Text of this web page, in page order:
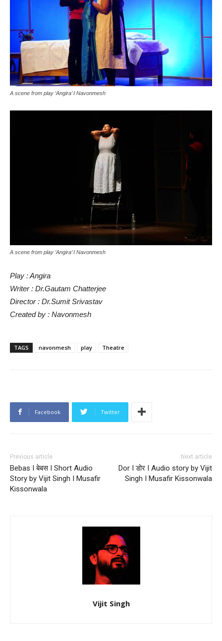
A scene from play ‘Angira’ I Navonmesh
A scene from play ‘Angira’ I Navonmesh
Play : Angira
Writer : Dr.Gautam Chatterjee
Director : Dr.Sumit Srivastav
Created by : Navonmesh
TAGS navonmesh play Theatre
Facebook Twitter
Previous article
Bebas I बेबस I Short Audio
Story by Vijit Singh I Musafir
Kissonwala
Next article
Dor I डोर I Audio story by Vijit
Singh I Musafir Kissonwala
Vijit Singh